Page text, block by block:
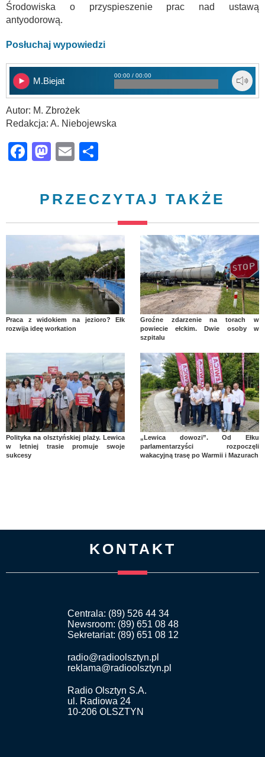
Środowiska o przyspieszenie prac nad ustawą
antyodorową.
Posłuchaj wypowiedzi
M.Biejat
00:00 / 00:00
Autor: M. Zbrożek
Redakcja: A. Niebojewska
Facebook
Mastodon
Email
PRZECZYTAJ TAKŻE
Praca z widokiem na jezioro? Ełk
rozwija ideę workation
Groźne zdarzenie na torach w
powiecie ełckim. Dwie osoby w
szpitalu
Polityka na olsztyńskiej plaży. Lewica
w letniej trasie promuje swoje
sukcesy
„Lewica dowozi”. Od Ełku
parlamentarzyści rozpoczęli
wakacyjną trasę po Warmii i Mazurach
KONTAKT
Centrala: (89) 526 44 34
Newsroom: (89) 651 08 48
Sekretariat: (89) 651 08 12
radio@radioolsztyn.pl
reklama@radioolsztyn.pl
Radio Olsztyn S.A.
ul. Radiowa 24
10-206 OLSZTYN